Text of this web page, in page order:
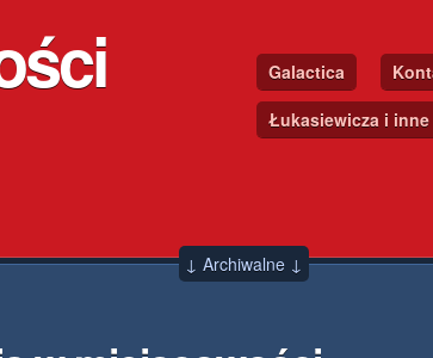
Galactica
Łukasiewicza i
↓ Archiwalne ↓